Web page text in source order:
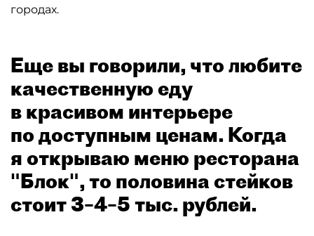
городах.
Еще вы говорили, что любите
качественную еду
в красивом интерьере
по доступным ценам. Когда
я открываю меню ресторана
"Блок", то половина стейков
стоит 3–4–5 тыс. рублей.